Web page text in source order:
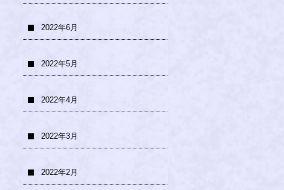
2022年6月
2022年5月
2022年4月
2022年3月
2022年2月